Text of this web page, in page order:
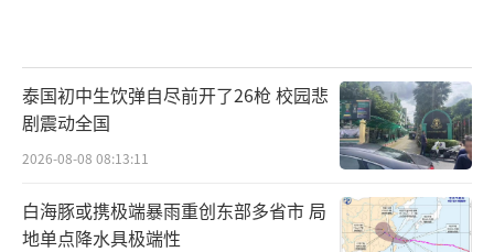
泰国初中生饮弹自尽前开了26枪 校园悲
剧震动全国
2026-08-08 08:13:11
白海豚或携极端暴雨重创东部多省市 局
地单点降水具极端性